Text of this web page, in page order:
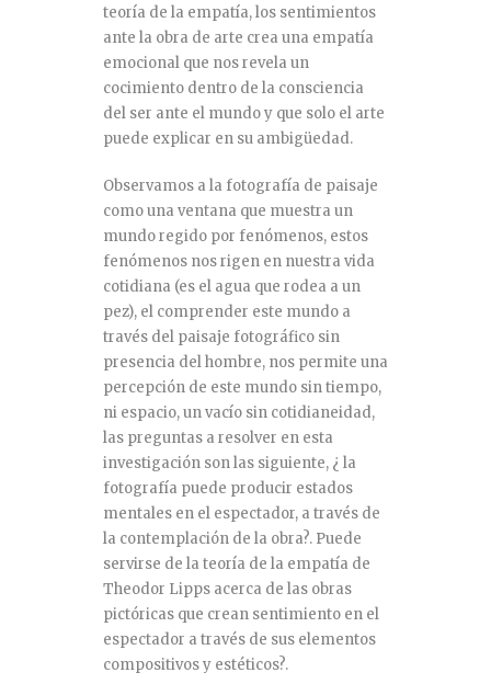
teoría de la empatía, los sentimientos
ante la obra de arte crea una empatía
emocional que nos revela un
cocimiento dentro de la consciencia
del ser ante el mundo y que solo el arte
puede explicar en su ambigüedad.
Observamos a la fotografía de paisaje
como una ventana que muestra un
mundo regido por fenómenos, estos
fenómenos nos rigen en nuestra vida
cotidiana (es el agua que rodea a un
pez), el comprender este mundo a
través del paisaje fotográfico sin
presencia del hombre, nos permite una
percepción de este mundo sin tiempo,
ni espacio, un vacío sin cotidianeidad,
las preguntas a resolver en esta
investigación son las siguiente, ¿ la
fotografía puede producir estados
mentales en el espectador, a través de
la contemplación de la obra?. Puede
servirse de la teoría de la empatía de
Theodor Lipps acerca de las obras
pictóricas que crean sentimiento en el
espectador a través de sus elementos
compositivos y estéticos?.